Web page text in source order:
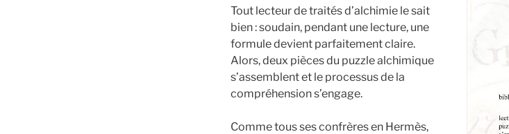
Tout lecteur de traités d’alchimie le sait
bien : soudain, pendant une lecture, une
formule devient parfaitement claire.
Alors, deux pièces du puzzle alchimique
s’assemblent et le processus de la
compréhension s’engage.
Comme tous ses confrères en Hermès,